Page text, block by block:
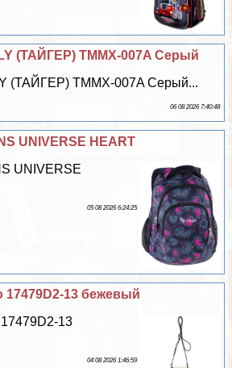
(ТАЙГЕР) TMMX-007A Серый
(ТАЙГЕР) TMMX-007A Серый...
06 08 2026 7:40:48
UNIVERSE HEART
UNIVERSE
05 08 2026 6:24:25
17479D2-13 бежевый
13
04 08 2026 1:46:59